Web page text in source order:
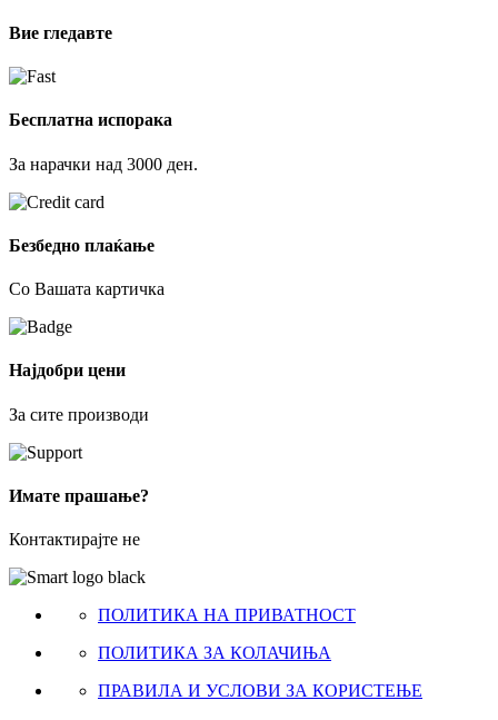
Вие гледавте
Бесплатна испорака
За нарачки над 3000 ден.
Безбедно плаќање
Со Вашата картичка
Најдобри цени
За сите производи
Имате прашање?
Контактирајте не
ПОЛИТИКА НА ПРИВАТНОСТ
ПОЛИТИКА ЗА КОЛАЧИЊА
ПРАВИЛА И УСЛОВИ ЗА КОРИСТЕЊЕ